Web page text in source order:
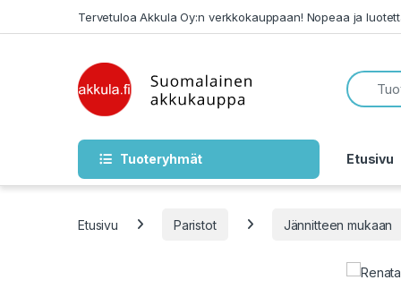
Tervetuloa Akkula Oy:n verkkokauppaan! Nopeaa ja
Tuoteryhmät Etusivu
Etusivu Paristot Jännitteen mukaan